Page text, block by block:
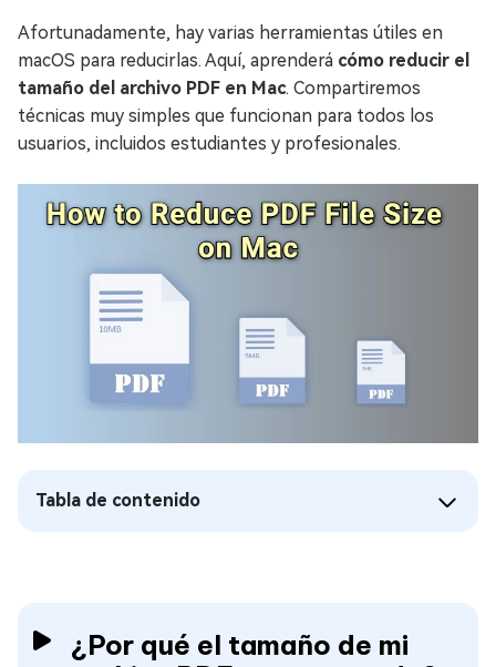
Afortunadamente, hay varias herramientas útiles en
macOS para reducirlas. Aquí, aprenderá cómo reducir el
tamaño del archivo PDF en Mac. Compartiremos
técnicas muy simples que funcionan para todos los
usuarios, incluidos estudiantes y profesionales.
Tabla de contenido
¿Por qué el tamaño de mi